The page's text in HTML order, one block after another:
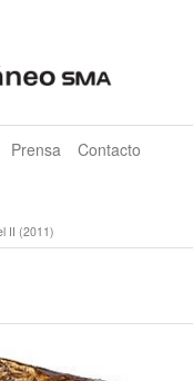
Prensa Contacto
II (2011)